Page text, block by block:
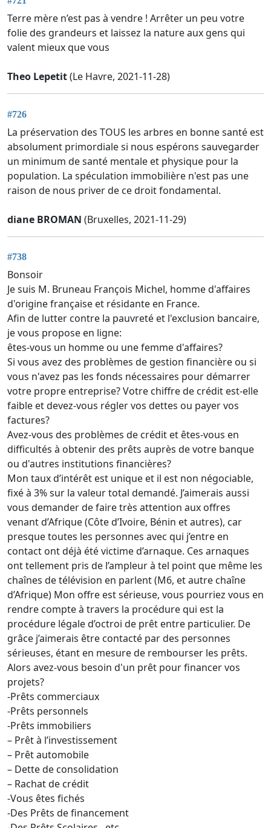
Terre mère n’est pas à vendre ! Arrêter un peu votre
folie des grandeurs et laissez la nature aux gens qui
valent mieux que vous
Theo Lepetit(Le Havre, 2021-11-28)
#726
La préservation des TOUS les arbres en bonne santé est
absolument primordiale si nous espérons sauvegarder
un minimum de santé mentale et physique pour la
population. La spéculation immobilière n'est pas une
raison de nous priver de ce droit fondamental.
diane BROMAN (Bruxelles, 2021-11-29)
#738
Bonsoir
Je suis M. Bruneau François Michel, homme d'affaires
d'origine française et résidante en France.
Afin de lutter contre la pauvreté et l'exclusion bancaire,
je vous propose en ligne:
êtes-vous un homme ou une femme d'affaires?
Si vous avez des problèmes de gestion financière ou si
vous n'avez pas les fonds nécessaires pour démarrer
votre propre entreprise? Votre chiffre de crédit est-elle
faible et devez-vous régler vos dettes ou payer vos
factures?
Avez-vous des problèmes de crédit et êtes-vous en
difficultés à obtenir des prêts auprès de votre banque
ou d'autres institutions financières?
Mon taux d’intérêt est unique et il est non négociable,
fixé à 3% sur la valeur total demandé. J’aimerais aussi
vous demander de faire très attention aux offres
venant d’Afrique (Côte d’Ivoire, Bénin et autres), car
presque toutes les personnes avec qui j’entre en
contact ont déjà été victime d’arnaque. Ces arnaques
ont tellement pris de l’ampleur à tel point que même les
chaînes de télévision en parlent (M6, et autre chaîne
d’Afrique) Mon offre est sérieuse, vous pourriez vous en
rendre compte à travers la procédure qui est la
procédure légale d’octroi de prêt entre particulier. De
grâce j’aimerais être contacté par des personnes
sérieuses, étant en mesure de rembourser les prêts.
Alors avez-vous besoin d'un prêt pour financer vos
projets?
-Prêts commerciaux
-Prêts personnels
-Prêts immobiliers
– Prêt à l’investissement
– Prêt automobile
– Dette de consolidation
– Rachat de crédit
-Vous êtes fichés
-Des Prêts de financement